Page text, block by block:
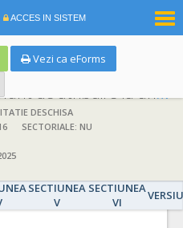
ACCES IN SISTEM
Vezi ca eForms
Achizitie atribuita prin anunt de atribuire la anunt de participare
DESCHISA
SECTORIALE: NU
SECTIUNEA
V
SECTIUNEA
VI